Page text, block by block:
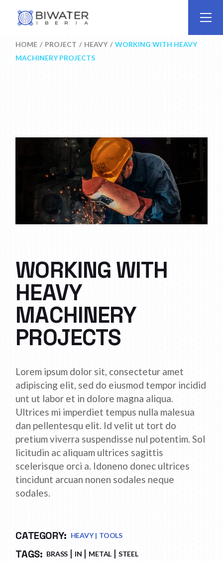
HOME PROJECT HEAVY
WORKING WITH HEAVY
MACHINERY PROJECTS
WORKING WITH
HEAVY
MACHINERY
PROJECTS
Lorem ipsum dolor sit, consectetur amet
adipiscing elit, sed do eiusmod tempor incidid
unt ut labor et in dolore magna aliqua.
Ultrices mi imperdiet tempus nulla malesua
dan pellentesqu elit. Id velit ut tort do
pretium viverra suspendisse nul potentim. Sol
licitudin ac aliquam ultrices sagittis
scelerisque orci a. Idoneno donec ultrices
tincidunt arcuan nonen sodales neque
sodales.
CATEGORY: HEAVY TOOLS
TAGS: BRASS IN METAL STEEL